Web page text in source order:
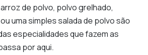
de polvo, polvo grelhado,
uma simples salada de polvo são
especialidades que fazem as
por aqui.